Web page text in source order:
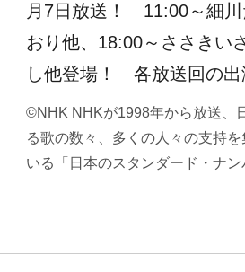
月7日放送！ 11:00～細
おり他、18:00～ささきい
し他登場！ 各放送回の出
©NHK NHKが1998年から放送、
る歌の数々、多くの人々の支持
いる「日本のスタンダード・ナ